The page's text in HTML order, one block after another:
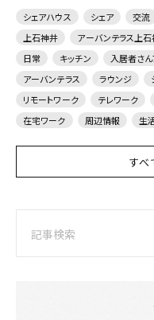
シェアハウス シェア 交流
上石神井
アーバンテラス上
日常
キッチン 入居者さ
アーバンテラス
ラウンジ
リモートワーク
テレワーク
在宅ワーク
周辺情報 生
すべ